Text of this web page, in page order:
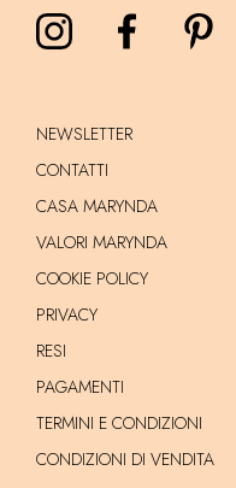
NEWSLETTER
CONTATTI
CASA MARYNDA
VALORI MARYNDA
COOKIE POLICY
PRIVACY
RESI
PAGAMENTI
TERMINI E CONDIZIONI
CONDIZIONI DI VENDITA